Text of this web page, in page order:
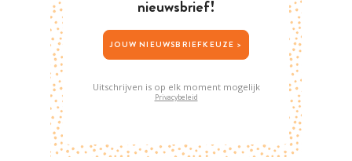
nieuwsbrief!
JOUW NIEUWSBRIEFKEUZE >
Uitschrijven is op elk moment mogelijk
Privacybeleid